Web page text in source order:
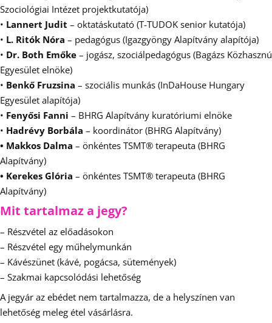
Szociológiai Intézet projektkutatója)
• Lannert Judit – oktatáskutató (T-TUDOK senior kutatója)
• L. Ritók Nóra – pedagógus (Igazgyöngy Alapítvány alapítója)
• Dr. Both Emőke – jogász, szociálpedagógus (Bagázs Közhasznú
Egyesület elnöke)
• Benkő Fruzsina – szociális munkás (InDaHouse Hungary
Egyesület alapítója)
• Fenyősi Fanni – BHRG Alapítvány kuratóriumi elnöke
• Hadrévy Borbála – koordinátor (BHRG Alapítvány)
• Makkos Dalma – önkéntes TSMT® terapeuta (BHRG
Alapítvány)
• Kerekes Glória – önkéntes TSMT® terapeuta (BHRG
Alapítvány)
Mit tartalmaz a jegy?
– Részvétel az előadásokon
– Részvétel egy műhelymunkán
– Kávészünet (kávé, pogácsa, sütemények)
– Szakmai kapcsolódási lehetőség
A jegyár az ebédet nem tartalmazza, de a helyszínen van
lehetőség meleg étel vásárlásra.